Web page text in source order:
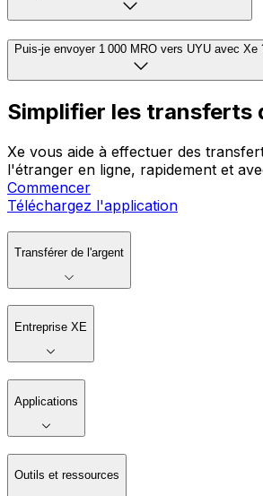
Puis-je envoyer 1 000 MRO vers UYU avec Xe
Simplifier les transferts
Xe vous aide à effectuer des
l'étranger en ligne, rapidement et
Commencer
Téléchargez l'application
Transférer de l'argent
Entreprise XE
Applications
Outils et ressources